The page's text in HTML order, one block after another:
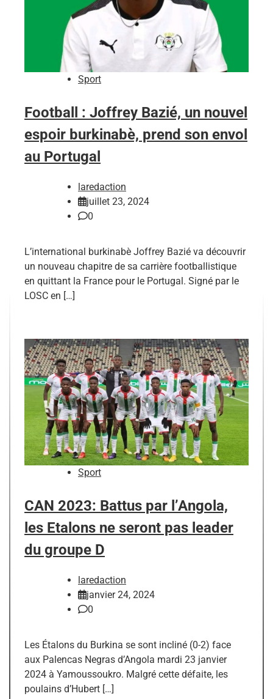
Sport
Football : Joffrey Bazié, un nouvel
espoir burkinabè, prend son envol
au Portugal
laredaction
juillet 23, 2024
0
L’international burkinabè Joffrey Bazié va découvrir
un nouveau chapitre de sa carrière footballistique
en quittant la France pour le Portugal. Signé par le
LOSC en […]
Sport
CAN 2023: Battus par l’Angola,
les Etalons ne seront pas leader
du groupe D
laredaction
janvier 24, 2024
0
Les Étalons du Burkina se sont incliné (0-2) face
aux Palencas Negras d’Angola mardi 23 janvier
2024 à Yamoussoukro. Malgré cette défaite, les
poulains d’Hubert […]